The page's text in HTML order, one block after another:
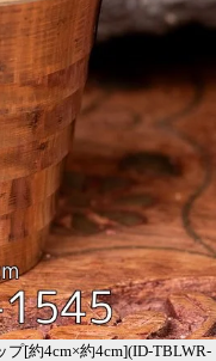
[約4cm×約4cm](ID-TBLWR-